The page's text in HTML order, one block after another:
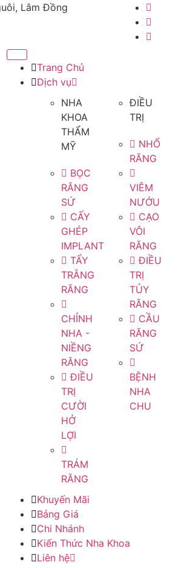
Lâm Đồng
Trang Chủ
Dịch vụ
NHA
KHOA
THẨM
MỸ
BỌC
RĂNG
SỨ
CẤY
GHÉP
IMPLANT
TẨY
TRẮNG
RĂNG
CHỈNH
NHA -
NIỀNG
RĂNG
ĐIỀU
TRỊ
CƯỜI
HỞ
LỢI
TRÁM
RĂNG
ĐIỀU
TRỊ
NHỔ
RĂNG
VIÊM
NƯỚU
CẠO
VÔI
RĂNG
ĐIỀU
TRỊ
TỦY
RĂNG
CẦU
RĂNG
SỨ
BỆNH
NHA
CHU
Khuyến Mãi
Bảng Giá
Chi Nhánh
Kiến Thức Nha Khoa
Liên hệ